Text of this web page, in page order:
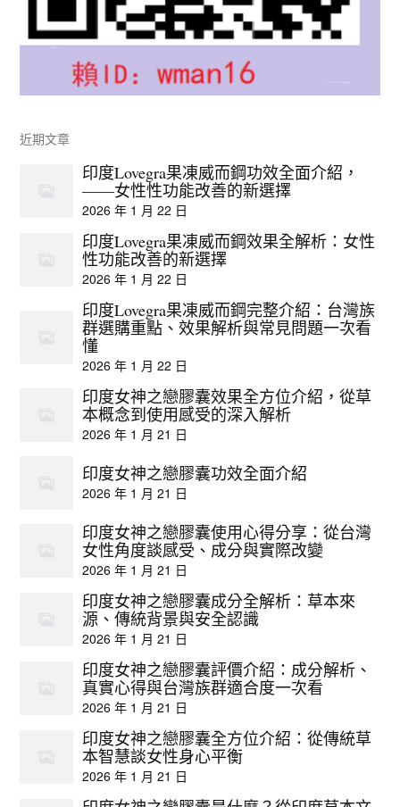
近期文章
印度Lovegra果凍威而鋼功效全面介紹，
——女性性功能改善的新選擇
2026 年 1 月 22 日
印度Lovegra果凍威而鋼效果全解析：女性
性功能改善的新選擇
2026 年 1 月 22 日
印度Lovegra果凍威而鋼完整介紹：台灣族
群選購重點、效果解析與常見問題一次看
懂
2026 年 1 月 22 日
印度女神之戀膠囊效果全方位介紹，從草
本概念到使用感受的深入解析
2026 年 1 月 21 日
印度女神之戀膠囊功效全面介紹
2026 年 1 月 21 日
印度女神之戀膠囊使用心得分享：從台灣
女性角度談感受、成分與實際改變
2026 年 1 月 21 日
印度女神之戀膠囊成分全解析：草本來
源、傳統背景與安全認識
2026 年 1 月 21 日
印度女神之戀膠囊評價介紹：成分解析、
真實心得與台灣族群適合度一次看
2026 年 1 月 21 日
印度女神之戀膠囊全方位介紹：從傳統草
本智慧談女性身心平衡
2026 年 1 月 21 日